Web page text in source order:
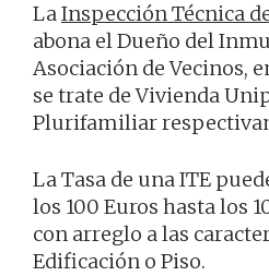
LaInspección Técnica
abona el Dueño del
Asociación de Vecinos,
se trate de Vivienda
Plurifamiliar
La Tasa de una ITE
los 100 Euros hasta los
con arreglo a las
Edificación o Piso.